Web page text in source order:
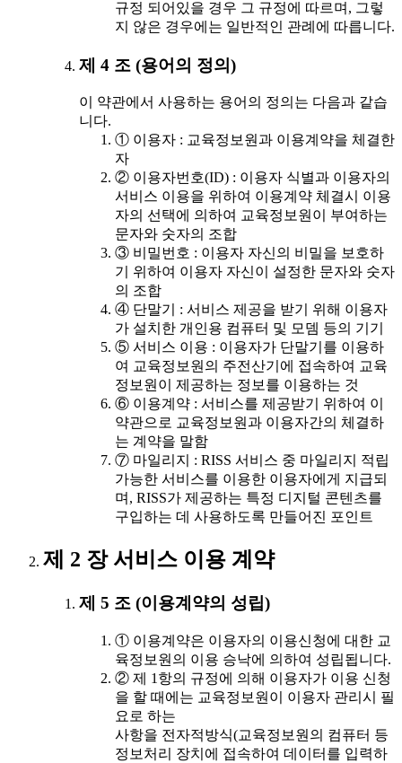
규정 되어있을 경우 그 규정에 따르며, 그렇
지 않은 경우에는 일반적인 관례에 따릅니다.
제 4 조 (용어의 정의)
이 약관에서 사용하는 용어의 정의는 다음과 같습
니다.
① 이용자 : 교육정보원과 이용계약을 체결한
자
② 이용자번호(ID) : 이용자 식별과 이용자의
서비스 이용을 위하여 이용계약 체결시 이용
자의 선택에 의하여 교육정보원이 부여하는
문자와 숫자의 조합
③ 비밀번호 : 이용자 자신의 비밀을 보호하
기 위하여 이용자 자신이 설정한 문자와 숫자
의 조합
④ 단말기 : 서비스 제공을 받기 위해 이용자
가 설치한 개인용 컴퓨터 및 모뎀 등의 기기
⑤ 서비스 이용 : 이용자가 단말기를 이용하
여 교육정보원의 주전산기에 접속하여 교육
정보원이 제공하는 정보를 이용하는 것
⑥ 이용계약 : 서비스를 제공받기 위하여 이
약관으로 교육정보원과 이용자간의 체결하
는 계약을 말함
⑦ 마일리지 : RISS 서비스 중 마일리지 적립
가능한 서비스를 이용한 이용자에게 지급되
며, RISS가 제공하는 특정 디지털 콘텐츠를
구입하는 데 사용하도록 만들어진 포인트
제 2 장 서비스 이용 계약
제 5 조 (이용계약의 성립)
① 이용계약은 이용자의 이용신청에 대한 교
육정보원의 이용 승낙에 의하여 성립됩니다.
② 제 1항의 규정에 의해 이용자가 이용 신청
을 할 때에는 교육정보원이 이용자 관리시 필
요로 하는
사항을 전자적방식(교육정보원의 컴퓨터 등
정보처리 장치에 접속하여 데이터를 입력하